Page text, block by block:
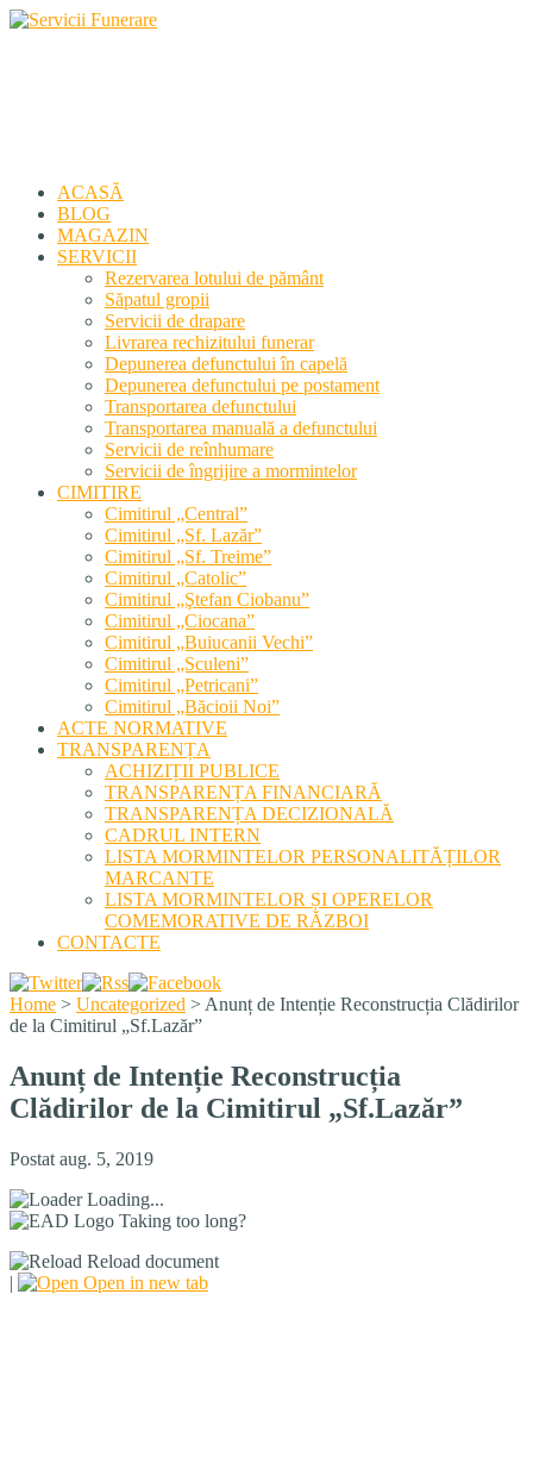
ACASĂ
BLOG
MAGAZIN
SERVICII
Rezervarea lotului de pământ
Săpatul gropii
Servicii de drapare
Livrarea rechizitului funerar
Depunerea defunctului în capelă
Depunerea defunctului pe postament
Transportarea defunctului
Transportarea manuală a defunctului
Servicii de reînhumare
Servicii de îngrijire a mormintelor
CIMITIRE
Cimitirul „Central”
Cimitirul „Sf. Lazăr”
Cimitirul „Sf. Treime”
Cimitirul „Catolic”
Cimitirul „Ştefan Ciobanu”
Cimitirul „Ciocana”
Cimitirul „Buiucanii Vechi”
Cimitirul „Sculeni”
Cimitirul „Petricani”
Cimitirul „Băcioii Noi”
ACTE NORMATIVE
TRANSPARENȚA
ACHIZIȚII PUBLICE
TRANSPARENȚA FINANCIARĂ
TRANSPARENȚA DECIZIONALĂ
CADRUL INTERN
LISTA MORMINTELOR PERSONALITĂȚILOR
MARCANTE
LISTA MORMINTELOR ȘI OPERELOR
COMEMORATIVE DE RĂZBOI
CONTACTE
Home > Uncategorized > Anunț de Intenție Reconstrucția Clădirilor
de la Cimitirul „Sf.Lazăr”
Anunț de Intenție Reconstrucția
Clădirilor de la Cimitirul „Sf.Lazăr”
Postat aug. 5, 2019
Loading...
Taking too long?
Reload document
|
Open in new tab